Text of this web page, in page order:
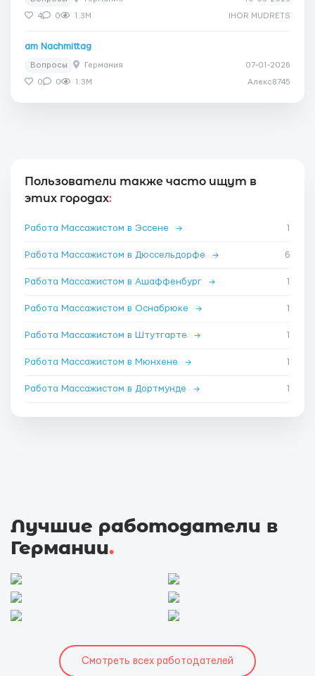
4 0 1.3M IHOR MUDRETS
am Nachmittag
Вопросы Германия 07-01-2026
0 0 1.3M Алекс8745
Пользователи также часто ищут в
этих городах:
Работа Массажистом в Эссене → 1
Работа Массажистом в Дюссельдорфе → 6
Работа Массажистом в Ашаффенбург → 1
Работа Массажистом в Оснабрюке → 1
Работа Массажистом в Штутгарте → 1
Работа Массажистом в Мюнхене → 1
Работа Массажистом в Дортмунде → 1
Лучшие работодатели в
Германии.
Смотреть всех работодателей